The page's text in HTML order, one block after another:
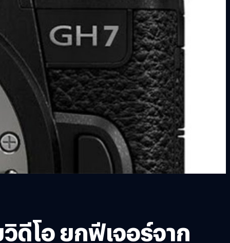
ดีโอ ยกฟีเจอร์จาก